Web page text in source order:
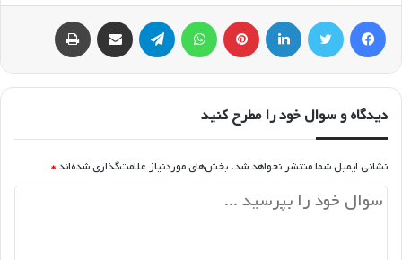
فیسبوک توییتر لینکداین پینتریست تلگرام اشتراک گذاری با ایمیل
دیدگاه و سوال خود را مطرح کنید
نشانی ایمیل شما منتشر نخواهد شد. بخش‌های موردنیاز علامت‌گذاری شده‌اند *